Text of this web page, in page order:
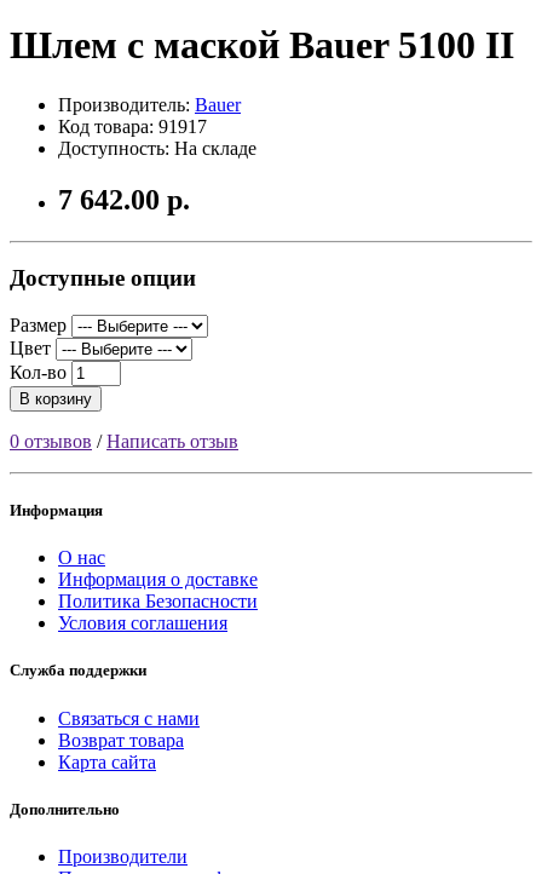
Шлем с маской Bauer 5100 II
Производитель: Bauer
Код товара: 91917
Доступность: На складе
7 642.00 р.
Доступные опции
Размер
Цвет
Кол-во
В корзину
0 отзывов /Написать отзыв
Информация
О нас
Информация о доставке
Политика Безопасности
Условия соглашения
Служба поддержки
Связаться с нами
Возврат товара
Карта сайта
Дополнительно
Производители